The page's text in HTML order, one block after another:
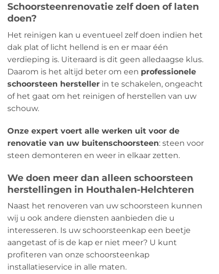
Schoorsteenrenovatie zelf doen of laten
doen?
Het reinigen kan u eventueel zelf doen indien het
dak plat of licht hellend is en er maar één
verdieping is. Uiteraard is dit geen alledaagse klus.
Daarom is het altijd beter om een ​​professionele
schoorsteen hersteller in te schakelen, ongeacht
of het gaat om het reinigen of herstellen van uw
schouw.
Onze expert voert alle werken uit voor de
renovatie van uw buitenschoorsteen: steen voor
steen demonteren en weer in elkaar zetten.
We doen meer dan alleen schoorsteen
herstellingen in Houthalen-Helchteren
Naast het renoveren van uw schoorsteen kunnen
wij u ook andere diensten aanbieden die u
interesseren. Is uw schoorsteenkap een beetje
aangetast of is de kap er niet meer? U kunt
profiteren van onze schoorsteenkap
installatieservice in alle maten.